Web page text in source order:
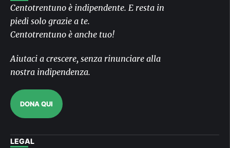
Centotrentuno è indipendente. E resta in
piedi solo grazie a te.
Centotrentuno è anche tuo!
Aiutaci a crescere, senza rinunciare alla
nostra indipendenza.
DONA QUI
LEGAL